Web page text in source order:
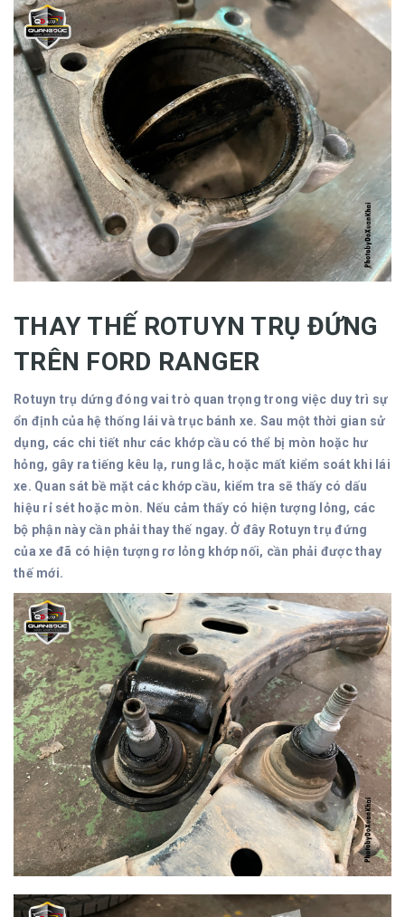
THAY THẾ ROTUYN TRỤ ĐỨNG
TRÊN FORD RANGER
Rotuyn trụ dứng đóng vai trò quan trọng trong việc duy trì sự
ổn định của hệ thống lái và trục bánh xe. Sau một thời gian sử
dụng, các chi tiết như các khớp cầu có thể bị mòn hoặc hư
hỏng, gây ra tiếng kêu lạ, rung lắc, hoặc mất kiểm soát khi lái
xe. Quan sát bề mặt các khớp cầu, kiểm tra sẽ thấy có dấu
hiệu rỉ sét hoặc mòn. Nếu cảm thấy có hiện tượng lỏng, các
bộ phận này cần phải thay thế ngay. Ở đây Rotuyn trụ đứng
của xe đã có hiện tượng rơ lỏng khớp nối, cần phải được thay
thế mới.